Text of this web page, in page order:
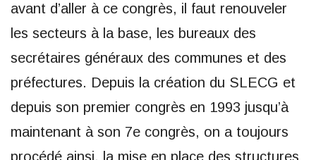
avant d’aller à ce congrès, il faut renouveler
les secteurs à la base, les bureaux des
secrétaires généraux des communes et des
préfectures. Depuis la création du SLECG et
depuis son premier congrès en 1993 jusqu’à
maintenant à son 7e congrès, on a toujours
procédé ainsi, la mise en place des structures